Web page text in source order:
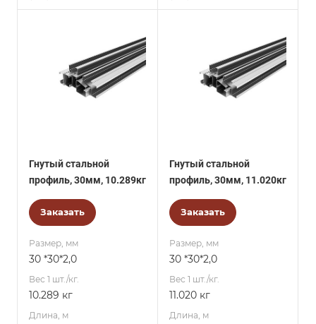
Гнутый стальной
профиль, 30мм, 10.289кг
Заказать
Размер, мм
30 *30*2,0
Вес 1 шт./кг.
10.289 кг
Длина, м
Гнутый стальной
профиль, 30мм, 11.020кг
Заказать
Размер, мм
30 *30*2,0
Вес 1 шт./кг.
11.020 кг
Длина, м